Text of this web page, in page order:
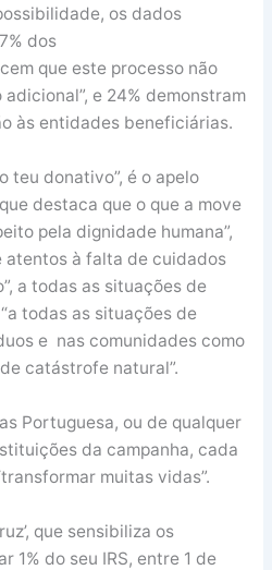
os dados
dos
que este processo não
e 24% demonstram
às entidades beneficiárias.
teu donativo”, é o apelo
destaca que o que a move
pela dignidade humana”,
atentos à falta de cuidados
a todas as situações de
todas as situações de
e nas comunidades como
catástrofe natural”.
Portuguesa, ou de qualquer
da campanha, cada
muitas vidas”.
que sensibiliza os
1% do seu IRS, entre 1 de